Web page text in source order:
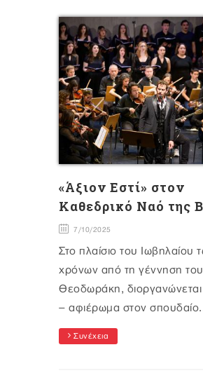
«Άξιον Εστί» στον
Καθεδρικό Ναό της
7/10/2025
Στο πλαίσιο του Ιωβηλαίου
χρόνων από τη γέννηση
Θεοδωράκη, διοργανώνεται
– αφιέρωμα στον
Συνέχεια